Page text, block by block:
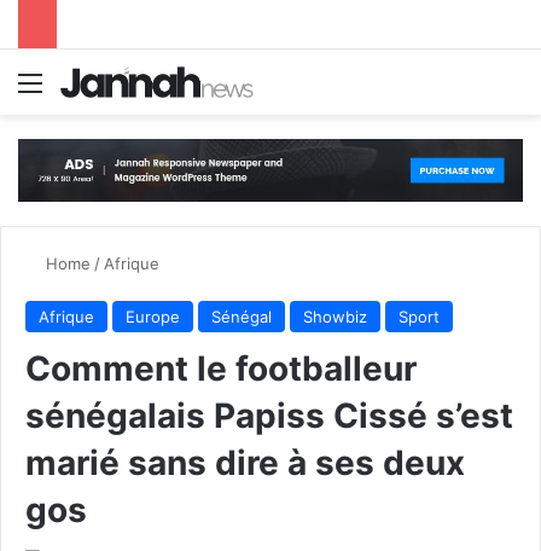
Menu
Home / Afrique
Afrique Europe Sénégal Showbiz Sport
Comment le footballeur
sénégalais Papiss Cissé s’est
marié sans dire à ses deux
gos